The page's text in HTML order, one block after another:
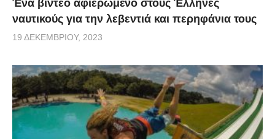
Ένα βίντεο αφιερωμένο στους Έλληνες
ναυτικούς για την λεβεντιά και περηφάνια τους
19 ΔΕΚΕΜΒΡΊΟΥ, 2023